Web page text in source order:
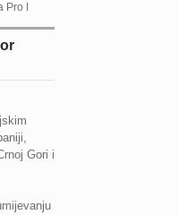
Educa juče je uspješno
Gori i